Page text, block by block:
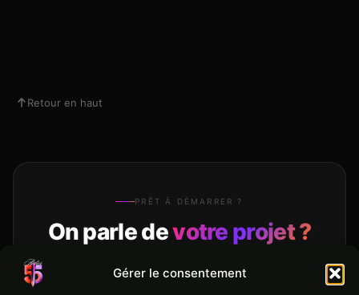
Gérer le consentement
Retour en haut
PRÊT À DÉMARRER ?
On parle devotre projet ?
Devis gratuit · Réponse sous 48h
Aucun engagement — juste une vraie conversation